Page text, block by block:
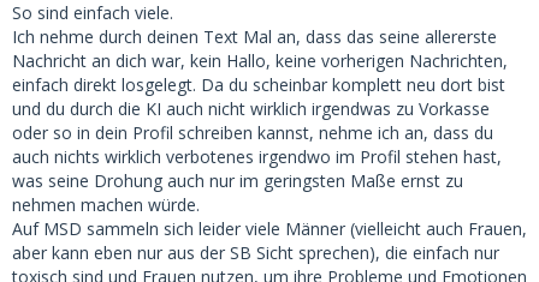
So sind einfach viele.
Ich nehme durch deinen Text Mal an, dass das seine allererste
Nachricht an dich war, kein Hallo, keine vorherigen Nachrichten,
einfach direkt losgelegt. Da du scheinbar komplett neu dort bist
und du durch die KI auch nicht wirklich irgendwas zu Vorkasse
oder so in dein Profil schreiben kannst, nehme ich an, dass du
auch nichts wirklich verbotenes irgendwo im Profil stehen hast,
was seine Drohung auch nur im geringsten Maße ernst zu
nehmen machen würde.
Auf MSD sammeln sich leider viele Männer (vielleicht auch Frauen,
aber kann eben nur aus der SB Sicht sprechen), die einfach nur
toxisch sind und Frauen nutzen, um ihre Probleme und Emotionen